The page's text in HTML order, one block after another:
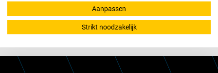
interesse in techniek? Dan is Mechatronica dé richting
voor jou!
Aanpassen
Strikt noodzakelijk